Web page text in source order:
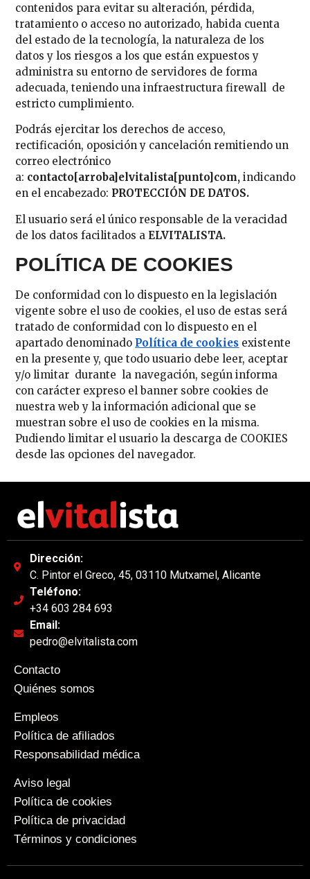
contenidos para evitar su alteración, pérdida,
tratamiento o acceso no autorizado, habida cuenta
del estado de la tecnología, la naturaleza de los
datos y los riesgos a los que están expuestos y
administra su entorno de servidores de forma
adecuada, teniendo una infraestructura firewall de
estricto cumplimiento.
Podrás ejercitar los derechos de acceso,
rectificación, oposición y cancelación remitiendo un
correo electrónico
a: contacto[arroba]elvitalista[punto]com,indicando
en el encabezado: PROTECCIÓN DE DATOS.
El usuario será el único responsable de la veracidad
de los datos facilitados a ELVITALISTA.
POLÍTICA DE COOKIES
De conformidad con lo dispuesto en la legislación
vigente sobre el uso de cookies, el uso de estas será
tratado de conformidad con lo dispuesto en el
apartado denominado Política de cookies existente
en la presente y, que todo usuario debe leer, aceptar
y/o limitar durante la navegación, según informa
con carácter expreso el banner sobre cookies de
nuestra web y la información adicional que se
muestran sobre el uso de cookies en la misma.
Pudiendo limitar el usuario la descarga de COOKIES
desde las opciones del navegador.
Dirección:
C. Pintor el Greco, 45, 03110 Mutxamel, Alicante
Teléfono:
+34 603 284 693
Email:
pedro@elvitalista.com
Contacto
Quiénes somos
Empleos
Política de afiliados
Responsabilidad médica
Aviso legal
Política de cookies
Política de privacidad
Términos y condiciones